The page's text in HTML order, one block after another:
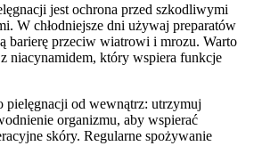
jest ochrona przed szkodliwymi
W chłodniejsze dni używaj preparatów
barierę przeciw wiatrowi i mrozu. Warto
niacynamidem, który wspiera funkcje
pielęgnacji od wewnątrz: utrzymuj
organizmu, aby wspierać
skóry. Regularne spożywanie